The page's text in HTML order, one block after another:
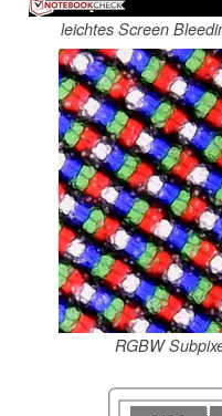
leichtes Screen
RGBW